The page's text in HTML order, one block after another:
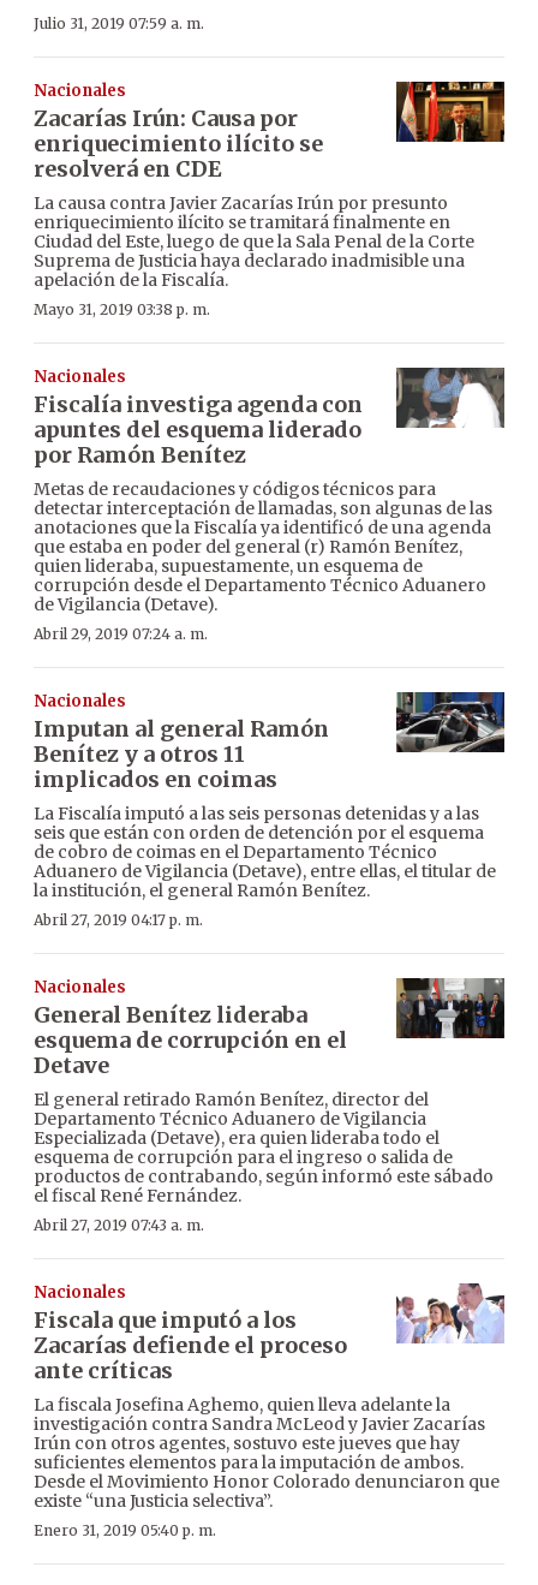
Julio 31, 2019 07:59 a. m.
Nacionales
Zacarías Irún: Causa por
enriquecimiento ilícito se
resolverá en CDE
La causa contra Javier Zacarías Irún por presunto
enriquecimiento ilícito se tramitará finalmente en
Ciudad del Este, luego de que la Sala Penal de la Corte
Suprema de Justicia haya declarado inadmisible una
apelación de la Fiscalía.
Mayo 31, 2019 03:38 p. m.
Nacionales
Fiscalía investiga agenda con
apuntes del esquema liderado
por Ramón Benítez
Metas de recaudaciones y códigos técnicos para
detectar interceptación de llamadas, son algunas de las
anotaciones que la Fiscalía ya identificó de una agenda
que estaba en poder del general (r) Ramón Benítez,
quien lideraba, supuestamente, un esquema de
corrupción desde el Departamento Técnico Aduanero
de Vigilancia (Detave).
Abril 29, 2019 07:24 a. m.
Nacionales
Imputan al general Ramón
Benítez y a otros 11
implicados en coimas
La Fiscalía imputó a las seis personas detenidas y a las
seis que están con orden de detención por el esquema
de cobro de coimas en el Departamento Técnico
Aduanero de Vigilancia (Detave), entre ellas, el titular de
la institución, el general Ramón Benítez.
Abril 27, 2019 04:17 p. m.
Nacionales
General Benítez lideraba
esquema de corrupción en el
Detave
El general retirado Ramón Benítez, director del
Departamento Técnico Aduanero de Vigilancia
Especializada (Detave), era quien lideraba todo el
esquema de corrupción para el ingreso o salida de
productos de contrabando, según informó este sábado
el fiscal René Fernández.
Abril 27, 2019 07:43 a. m.
Nacionales
Fiscala que imputó a los
Zacarías defiende el proceso
ante críticas
La fiscala Josefina Aghemo, quien lleva adelante la
investigación contra Sandra McLeod y Javier Zacarías
Irún con otros agentes, sostuvo este jueves que hay
suficientes elementos para la imputación de ambos.
Desde el Movimiento Honor Colorado denunciaron que
existe “una Justicia selectiva”.
Enero 31, 2019 05:40 p. m.